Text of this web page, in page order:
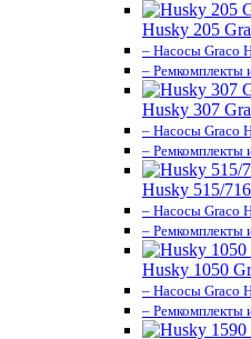
Husky 205
– Насосы Graco
– Ремкомплекты
Husky 307
– Насосы Graco
– Ремкомплекты
Husky 515/
– Насосы Graco
– Ремкомплекты
Husky 1050
– Насосы Graco
– Ремкомплекты